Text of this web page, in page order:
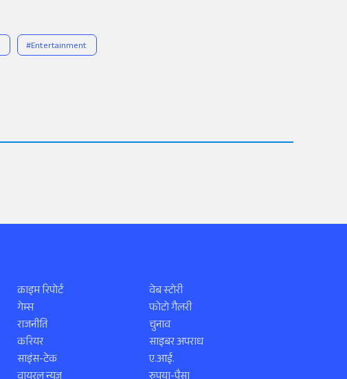
#Entertainment
क्राइम रिपोर्ट
गेम्स
राजनीति
करियर
साइंस-टेक
वेब स्टोरी
फोटो गैलरी
चुनाव
साइबर अपराध
ए.आई.